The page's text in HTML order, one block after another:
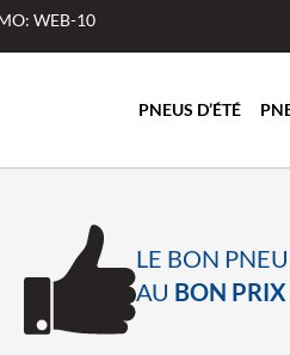
WEB-10
PNEUS D’ÉTÉ
LE BON PNEU
AU BON PRIX